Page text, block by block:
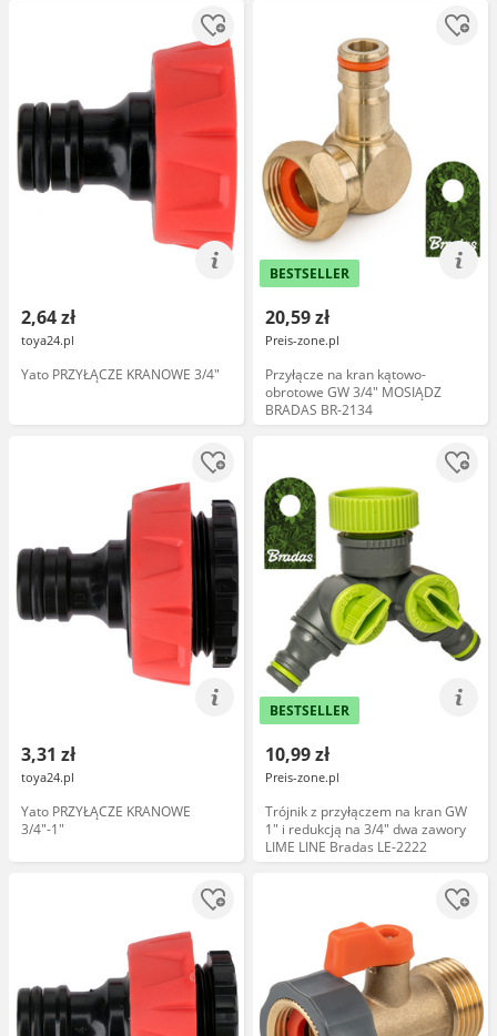
2,64 zł
toya24.pl
Yato PRZYŁĄCZE KRANOWE 3/4"
BESTSELLER
20,59 zł
Preis-zone.pl
Przyłącze na kran kątowo-
obrotowe GW 3/4" MOSIĄDZ
BRADAS BR-2134
3,31 zł
toya24.pl
Yato PRZYŁĄCZE KRANOWE
3/4"-1"
BESTSELLER
10,99 zł
Preis-zone.pl
Trójnik z przyłączem na kran GW
1" i redukcją na 3/4" dwa zawory
LIME LINE Bradas LE-2222